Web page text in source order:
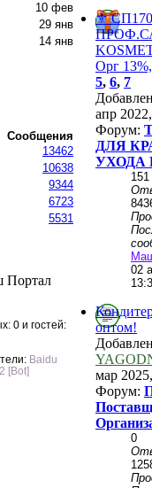
10 фев
29 янв
14 янв
Сообщения
13462
10638
9344
6723
5531
Портал
0 и гостей:
Baidu
[Bot]
⚜️
Орг
5, 6, 7
апр
Форум:
ДЛЯ
УХОДА
151
02
оптом!
мар
Форум:
0